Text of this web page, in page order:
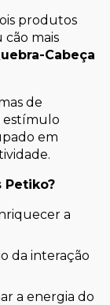
produtos
cão mais
Cabeça
de
estímulo
em
Petiko?
a
da interação
a energia do